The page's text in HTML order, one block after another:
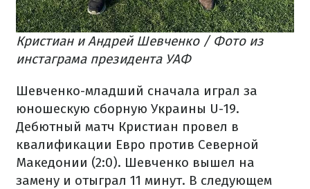
Кристиан и Андрей Шевченко / Фото из
инстаграма президента УАФ
Шевченко-младший сначала играл за
юношескую сборную Украины U-19.
Дебютный матч Кристиан провел в
квалификации Евро против Северной
Македонии (2:0). Шевченко вышел на
замену и отыграл 11 минут. В следующем